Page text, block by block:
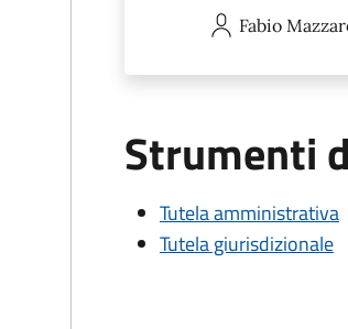
Fabio
Strumenti
Tutela amministrativa
Tutela giurisdizionale